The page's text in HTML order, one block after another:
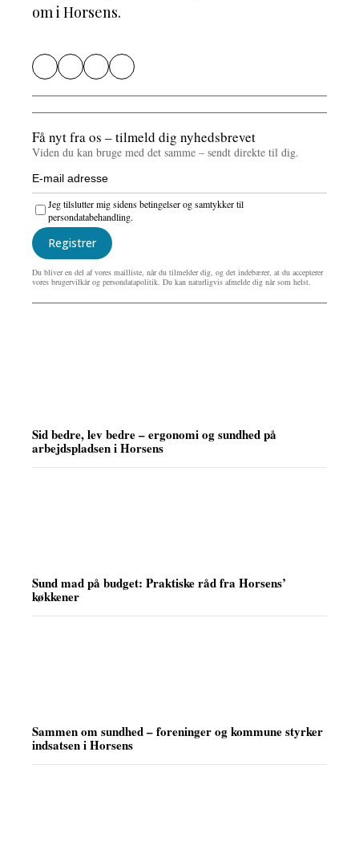
om i Horsens.
Sid bedre, lev bedre – ergonomi og sundhed på
arbejdspladsen i Horsens
Sund mad på budget: Praktiske råd fra Horsens’
køkkener
Sammen om sundhed – foreninger og kommune styrker
indsatsen i Horsens
Få nyt fra os – tilmeld dig nyhedsbrevet
Viden du kan bruge med det samme – sendt direkte til dig.
Registrer
Jeg tilslutter mig sidens betingelser og samtykker til
persondatabehandling.
Du bliver en del af vores mailliste, når du tilmelder dig, og det indebærer, at du accepterer
vores brugervilkår og persondatapolitik. Du kan naturligvis afmelde dig når som helst.